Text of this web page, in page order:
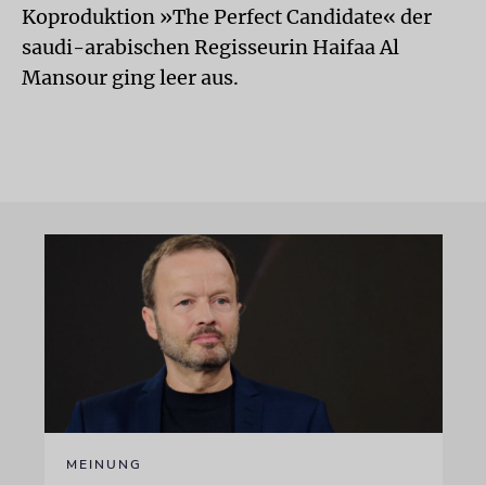
Koproduktion »The Perfect Candidate« der
saudi-arabischen Regisseurin Haifaa Al
Mansour ging leer aus.
MEINUNG